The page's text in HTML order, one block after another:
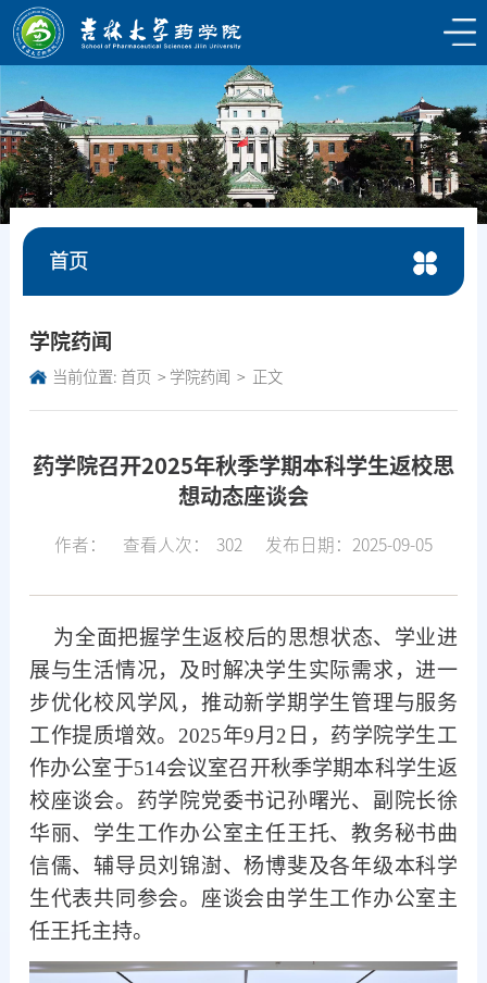
首页
学院药闻
当前位置: 首页 学院药闻 正文
药学院召开2025年秋季学期本科学生返校思
想动态座谈会
作者： 查看人次： 302 发布日期：2025-09-05
为全面把握学生返校后的思想状态、学业进
展与生活情况， 及时解决学生实际需求， 进一
步优化校风学风，推动新学期学生管理与服务
工作提质增效。 2025年9月 2日，药学院学生工
作办公室于514会议室召开秋季学期本科学生返
校座谈会。药学院党委书记孙曙光、副院长徐
华丽、学生工作办公室主任王托、教务秘书曲
信儒、辅导员刘锦澍、杨博斐及各年级本科学
生代表共同 参会。座谈会由学生工作办公室主
任王托主持。